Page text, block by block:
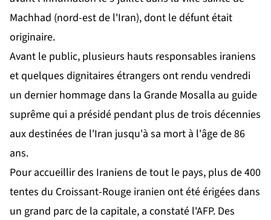
Machhad (nord-est de l'Iran), dont le défunt était
originaire.
Avant le public, plusieurs hauts responsables iraniens
et quelques dignitaires étrangers ont rendu vendredi
un dernier hommage dans la Grande Mosalla au guide
suprême qui a présidé pendant plus de trois décennies
aux destinées de l'Iran jusqu'à sa mort à l'âge de 86
ans.
Pour accueillir des Iraniens de tout le pays, plus de 400
tentes du Croissant-Rouge iranien ont été érigées dans
un grand parc de la capitale, a constaté l'AFP. Des